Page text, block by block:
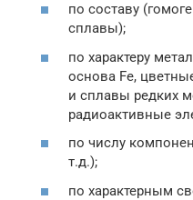
по составу
сплавы);
по характеру
основа Fe,
и сплавы редких
радиоактивные
по числу
т.д.);
по характерным